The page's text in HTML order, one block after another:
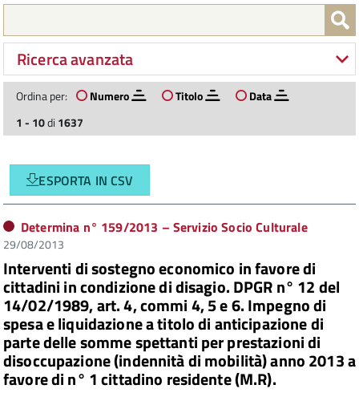
Ricerca avanzata
Ordina per: Numero Titolo
Data
1 - 10di 1637
ESPORTA IN CSV
Determina n° 159/2013 – Servizio Socio Culturale
29/08/2013
Interventi di sostegno economico in favore di
cittadini in condizione di disagio. DPGR n° 12 del
14/02/1989, art. 4, commi 4, 5 e 6. Impegno di
spesa e liquidazione a titolo di anticipazione di
parte delle somme spettanti per prestazioni di
disoccupazione (indennità di mobilità) anno 2013 a
favore di n° 1 cittadino residente (M.R).